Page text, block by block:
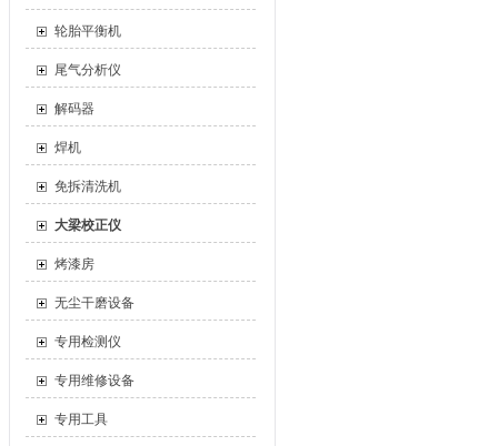
轮胎平衡机
尾气分析仪
解码器
焊机
免拆清洗机
大梁校正仪
烤漆房
无尘干磨设备
专用检测仪
专用维修设备
专用工具